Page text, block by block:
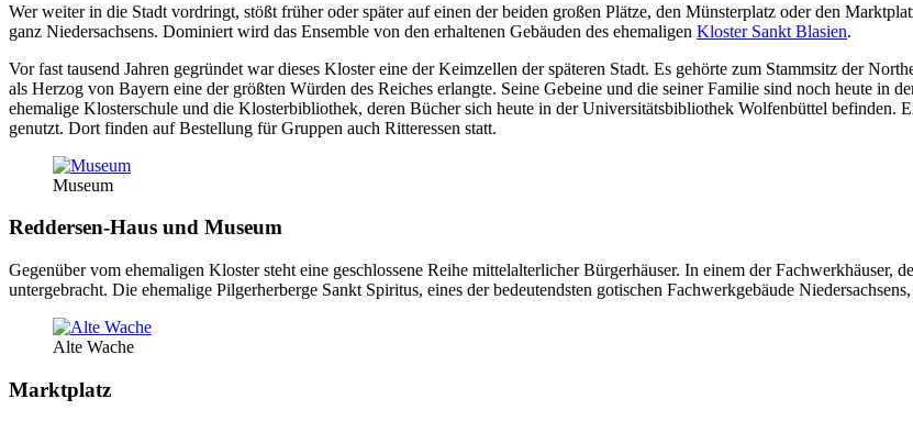
Wer weiter in die Stadt vordringt, stößt früher oder später auf einen der beiden großen Plätze, den Münsterplatz oder den
ganz Niedersachsens. Dominiert wird das Ensemble von den erhaltenen Gebäuden des ehemaligen Kloster Sankt Blasien.
Vor fast tausend Jahren gegründet war dieses Kloster eine der Keimzellen der späteren Stadt. Es gehörte zum Stammsitz der
als Herzog von Bayern eine der größten Würden des Reiches erlangte. Seine Gebeine und die seiner Familie sind noch heute in
ehemalige Klosterschule und die Klosterbibliothek, deren Bücher sich heute in der Universitätsbibliothek Wolfenbüttel befinden.
genutzt. Dort finden auf Bestellung für Gruppen auch Ritteressen statt.
Museum
Reddersen-Haus und Museum
Gegenüber vom ehemaligen Kloster steht eine geschlossene Reihe mittelalterlicher Bürgerhäuser. In einem der Fachwerkhäuser,
untergebracht. Die ehemalige Pilgerherberge Sankt Spiritus, eines der bedeutendsten gotischen Fachwerkgebäude
Alte Wache
Marktplatz